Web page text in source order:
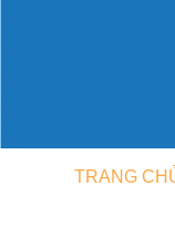
TRANG